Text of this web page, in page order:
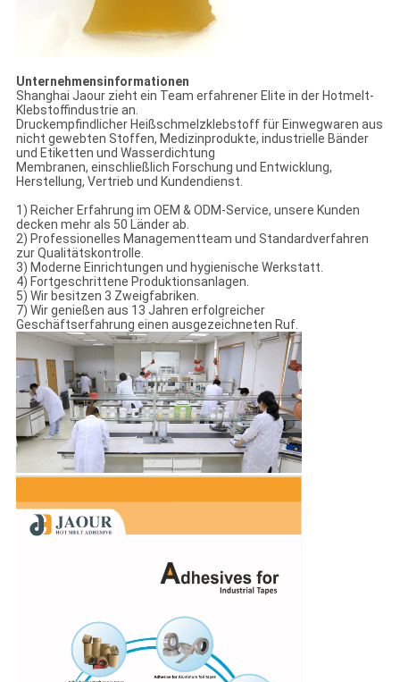
Unternehmensinformationen
Shanghai Jaour zieht ein Team erfahrener Elite in der Hotmelt-
Klebstoffindustrie an.
Druckempfindlicher Heißschmelzklebstoff für Einwegwaren aus
nicht gewebten Stoffen, Medizinprodukte, industrielle Bänder
und Etiketten und Wasserdichtung
Membranen, einschließlich Forschung und Entwicklung,
Herstellung, Vertrieb und Kundendienst.
1) Reicher Erfahrung im OEM & ODM-Service, unsere Kunden
decken mehr als 50 Länder ab.
2) Professionelles Managementteam und Standardverfahren
zur Qualitätskontrolle.
3) Moderne Einrichtungen und hygienische Werkstatt.
4) Fortgeschrittene Produktionsanlagen.
5) Wir besitzen 3 Zweigfabriken.
7) Wir genießen aus 13 Jahren erfolgreicher
Geschäftserfahrung einen ausgezeichneten Ruf.